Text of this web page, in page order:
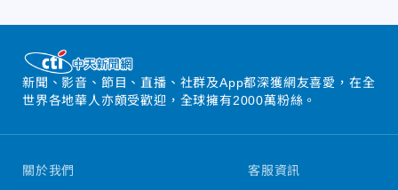
新聞、影音、節目、直播、社群及App都深獲網友喜愛，在全
世界各地華人亦頗受歡迎，全球擁有2000萬粉絲。
關於我們 客服資訊